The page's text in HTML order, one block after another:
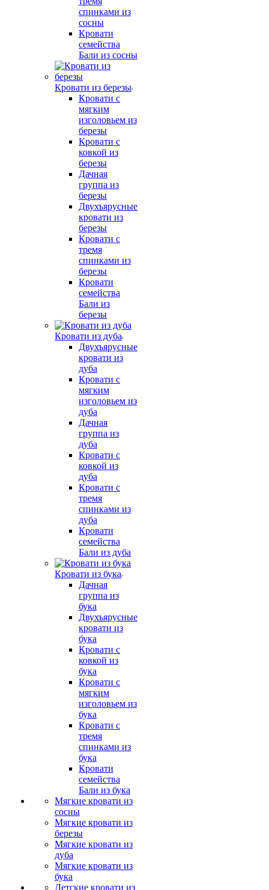
спинками из
сосны
Кровати
семейства
Бали из сосны
Кровати из березы
Кровати с
мягким
изголовьем из
березы
Кровати с
ковкой из
березы
Дачная
группа из
березы
Двухъярусные
кровати из
березы
Кровати с
тремя
спинками из
березы
Кровати
семейства
Бали из
березы
Кровати из дуба
Двухъярусные
кровати из
дуба
Кровати с
мягким
изголовьем из
дуба
Дачная
группа из
дуба
Кровати с
ковкой из
дуба
Кровати с
тремя
спинками из
дуба
Кровати
семейства
Бали из дуба
Кровати из бука
Дачная
группа из
бука
Двухъярусные
кровати из
бука
Кровати с
ковкой из
бука
Кровати с
мягким
изголовьем из
бука
Кровати с
тремя
спинками из
бука
Кровати
семейства
Бали из бука
Мягкие кровати из
сосны
Мягкие кровати из
березы
Мягкие кровати из
дуба
Мягкие кровати из
бука
Детские кровати из